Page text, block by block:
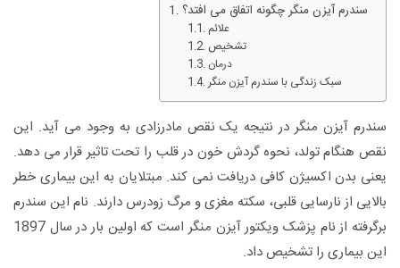
سندرم آیزن منگر چگونه اتفاق می افتد؟
علائم
تشخیص
درمان
سبک زندگی با سندرم آیزن منگر
سندرم آیزن منگر در نتیجه یک نقص مادرزادی به وجود می آید. این
نقص هنگام تولد، نحوه گردش خون در قلب را تحت تاثیر قرار می دهد.
یعنی بدن اکسیژن کافی دریافت نمی کند. مبتلایان به این بیماری خطر
بالایی از نارسایی قلبی، سکته مغزی و مرگ زودرس دارند. نام این سندرم
برگرفته از نام پزشک ویکتور آیزن منگر است که اولین بار در سال 1897
این بیماری را تشخیص داد.